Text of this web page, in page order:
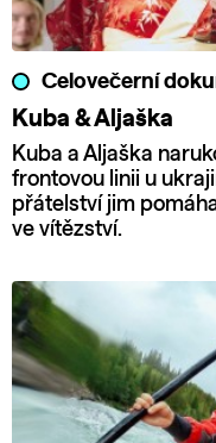
Celovečerní
Kuba & Aljaška
Kuba a Aljaška
frontovou linii u
přátelství jim
ve vítězství.